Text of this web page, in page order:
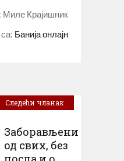
Крајишник
Банија онлајн
Следећи чланак
Заборављени
од свих, без